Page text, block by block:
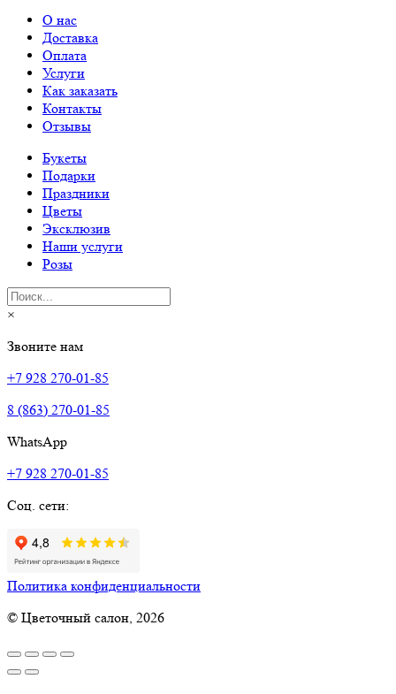
О нас
Доставка
Оплата
Услуги
Как заказать
Контакты
Отзывы
Букеты
Подарки
Праздники
Цветы
Эксклюзив
Наши услуги
Розы
×
Звоните нам
+7 928 270-01-85
8 (863) 270-01-85
WhatsApp
+7 928 270-01-85
Соц. сети:
Политика конфиденциальности
© Цветочный салон, 2026